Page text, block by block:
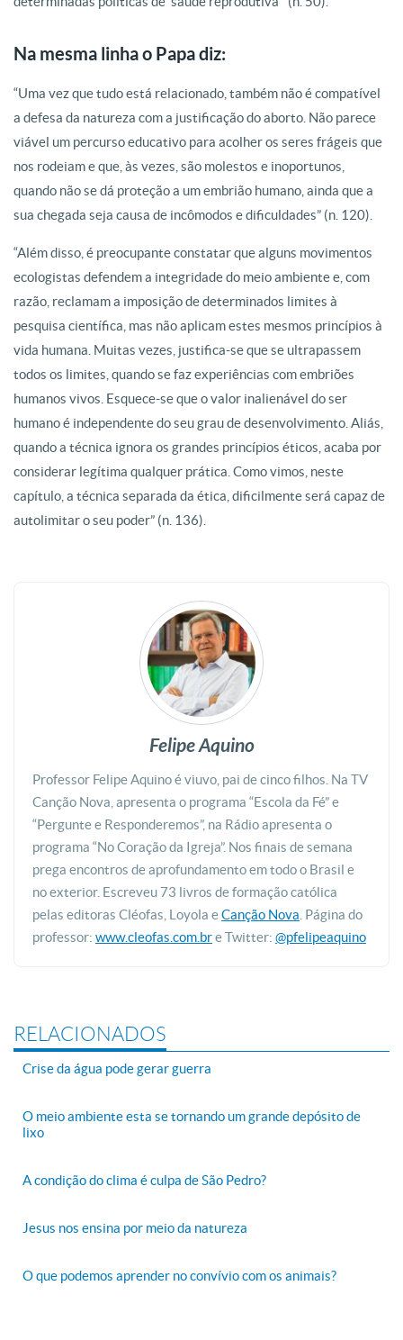
Na mesma linha o Papa diz:
“Uma vez que tudo está relacionado, também não é compatível
a defesa da natureza com a justificação do aborto. Não parece
viável um percurso educativo para acolher os seres frágeis que
nos rodeiam e que, às vezes, são molestos e inoportunos,
quando não se dá proteção a um embrião humano, ainda que a
sua chegada seja causa de incômodos e dificuldades” (n. 120).
“Além disso, é preocupante constatar que alguns movimentos
ecologistas defendem a integridade do meio ambiente e, com
razão, reclamam a imposição de determinados limites à
pesquisa científica, mas não aplicam estes mesmos princípios à
vida humana. Muitas vezes, justifica-se que se ultrapassem
todos os limites, quando se faz experiências com embriões
humanos vivos. Esquece-se que o valor inalienável do ser
humano é independente do seu grau de desenvolvimento. Aliás,
quando a técnica ignora os grandes princípios éticos, acaba por
considerar legítima qualquer prática. Como vimos, neste
capítulo, a técnica separada da ética, dificilmente será capaz de
autolimitar o seu poder” (n. 136).
Felipe Aquino
Professor Felipe Aquino é viuvo, pai de cinco filhos. Na TV
Canção Nova, apresenta o programa “Escola da Fé” e
“Pergunte e Responderemos”, na Rádio apresenta o
programa “No Coração da Igreja”. Nos finais de semana
prega encontros de aprofundamento em todo o Brasil e
no exterior. Escreveu 73 livros de formação católica
pelas editoras Cléofas, Loyola eCanção Nova . Página do
professor: www.cleofas.com.bre Twitter: @pfelipeaquino
RELACIONADOS
Crise da água pode gerar guerra
O meio ambiente esta se tornando um grande depósito de
lixo
A condição do clima é culpa de São Pedro?
Jesus nos ensina por meio da natureza
O que podemos aprender no convívio com os animais?